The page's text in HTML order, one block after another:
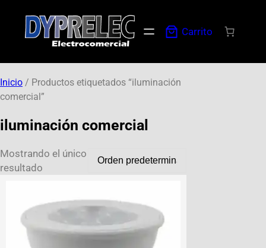
Carrito
Inicio / Productos etiquetados “iluminación
comercial”
iluminación comercial
Mostrando el único
resultado